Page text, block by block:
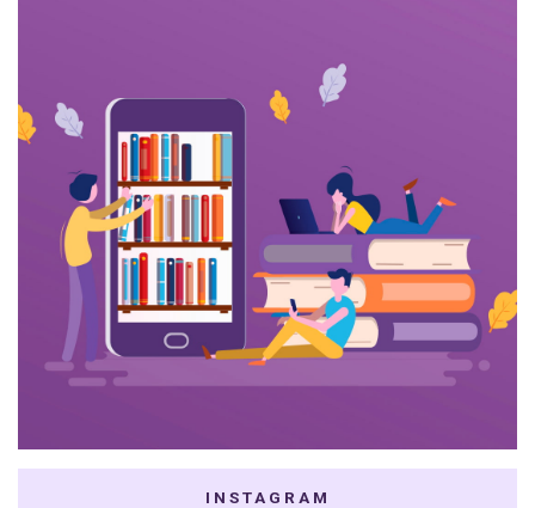
INSTAGRAM